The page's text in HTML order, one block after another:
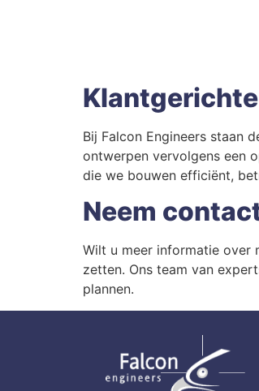
Bij Falcon Engineers staan
ontwerpen vervolgens een
die we bouwen efficiënt,
Neem
Wilt u meer informatie over
zetten. Ons team van
plannen.